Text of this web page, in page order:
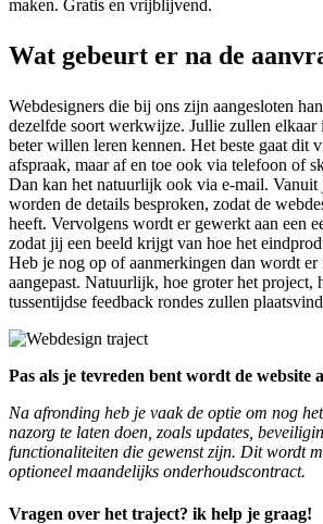
maken. Gratis en vrijblijvend.
Wat gebeurt er na de
Webdesigners die bij ons zijn aangesloten
dezelfde soort werkwijze. Jullie zullen elkaar
beter willen leren kennen. Het beste gaat dit
afspraak, maar af en toe ook via telefoon of
Dan kan het natuurlijk ook via e-mail. Vanuit
worden de details besproken, zodat de
heeft. Vervolgens wordt er gewerkt aan een
zodat jij een beeld krijgt van hoe het
Heb je nog op of aanmerkingen dan wordt er
aangepast. Natuurlijk, hoe groter het project,
tussentijdse feedback rondes zullen
Pas als je tevreden bent wordt de website
Na afronding heb je vaak de optie om nog
nazorg te laten doen, zoals updates,
functionaliteiten die gewenst zijn. Dit wordt
optioneel maandelijks onderhoudscontract.
Vragen over het traject? ik help je graag!